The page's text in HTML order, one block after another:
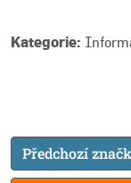
Kategorie:
Předchozí